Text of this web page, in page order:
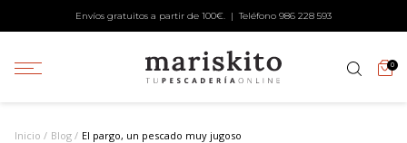
Envíos gratuitos a partir de 100€. | Teléfono 986 228 593
0
Inicio Blog El pargo, un pescado muy jugoso